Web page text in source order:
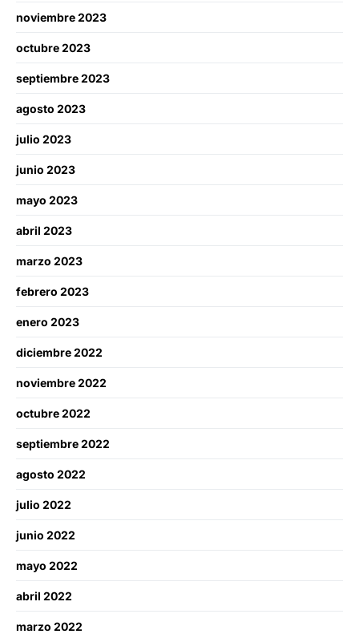
noviembre 2023
octubre 2023
septiembre 2023
agosto 2023
julio 2023
junio 2023
mayo 2023
abril 2023
marzo 2023
febrero 2023
enero 2023
diciembre 2022
noviembre 2022
octubre 2022
septiembre 2022
agosto 2022
julio 2022
junio 2022
mayo 2022
abril 2022
marzo 2022